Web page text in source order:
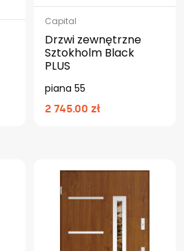
Capital
Drzwi zewnętrzne
Sztokholm Black
PLUS
piana 55
2 745.00 zł